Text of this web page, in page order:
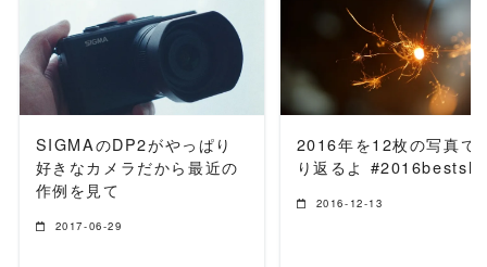
READ MORE
SIGMAのDP2がやっぱり
好きなカメラだから最近の
作例を見て
2017-06-29
READ MORE
2016年を12枚の写真で
り返るよ
2016-12-13